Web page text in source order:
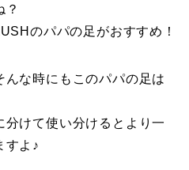
？
のパパの足がおすすめ！
んな時にもこのパパの足は
けて使い分けるとより一
すよ♪